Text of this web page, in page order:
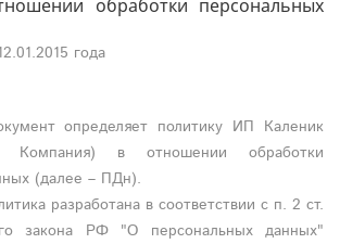
обработки персональных
года
определяет политику ИП Каленик
в отношении обработки
(далее – ПДн).
разработана в соответствии с п. 2 ст.
закона РФ "О персональных данных"